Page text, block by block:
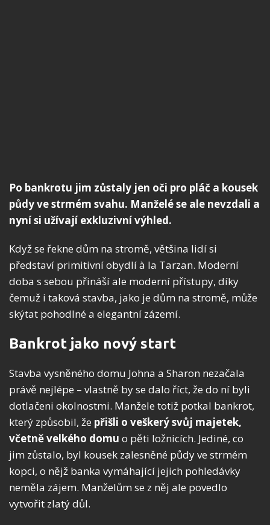
Po bankrotu jim zůstaly jen oči pro pláč a kousek
půdy ve strmém svahu. Manželé se ale nevzdali a
nyní si užívají exkluzivní výhled.
Když se řekne dům na stromě, většina lidí si
představí primitivní obydlí à la Tarzan. Moderní
doba s sebou přináší ale moderní přístupy, díky
čemuž i taková stavba, jako je dům na stromě, může
skýtat pohodlné a elegantní zázemí.
Bankrot jako nový start
Stavba vysněného domu Johna a Sharon nezačala
právě nejlépe – vlastně by se dalo říct, že do ní byli
dotlačeni okolnostmi. Manžele totiž potkal bankrot,
který způsobil, že přišli o veškerý svůj majetek,
včetně velkého domu o pěti ložnicích. Jediné, co
jim zůstalo, byl kousek zalesněné půdy ve strmém
kopci, o nějž banka vymáhající jejich pohledávky
neměla zájem. Manželům se z něj ale povedlo
vytvořit zlatý důl.